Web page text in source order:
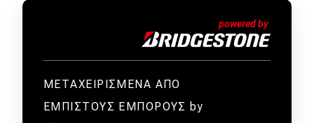
ΜΕΤΑΧΕΙΡΙΣΜΕΝΑ ΑΠΟ
ΕΜΠΙΣΤΟΥΣ ΕΜΠΟΡΟΥΣ by